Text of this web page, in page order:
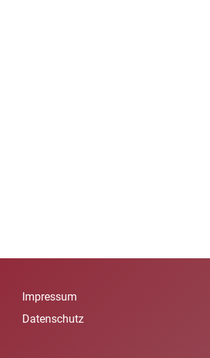
Impressum
Datenschutz